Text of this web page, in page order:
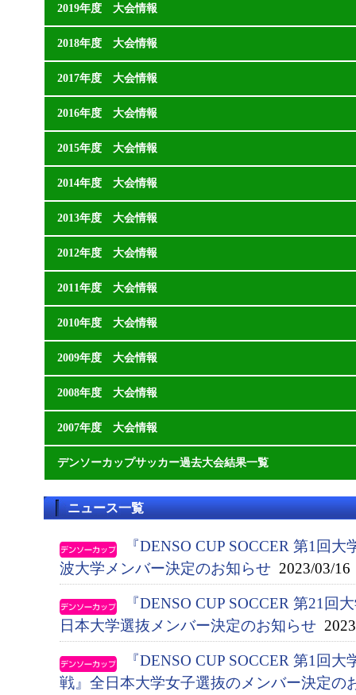
2019年度 大会情報
2018年度 大会情報
2017年度 大会情報
2016年度 大会情報
2015年度 大会情報
2014年度 大会情報
2013年度 大会情報
2012年度 大会情報
2011年度 大会情報
2010年度 大会情報
2009年度 大会情報
2008年度 大会情報
2007年度 大会情報
デンソーカップサッカー過去大会結果一覧
ニュース一覧
『DENSO CUP SOCCER 第1回
波大学メンバー決定のお知らせ 2023/03/16
『DENSO CUP SOCCER 第21回
日本大学選抜メンバー決定のお知らせ
『DENSO CUP SOCCER 第1回
戦』全日本大学女子選抜のメンバー決定の